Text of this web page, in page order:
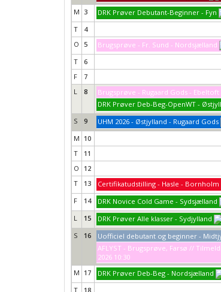
M 3
DRK Prøver Debutant-Beginner - Fyn
T
4
O
5
Brugsprøve - Fr. Sund - Nordsjælland
T
6
F
7
L
8
Brugsprøve - Rugaard Gods -
DRK Prøver Deb-Beg-OpenWT -
S
9
UHM 2026 - Østjylland - Rugaard Gods
M 10
T
11
O
12
T
13
Certifikatudstilling - Hasle - Bornholm
F
14
DRK Novice Cold Game - Sydsjælland
L
15
DRK Prøver Alle klasser - Sydjylland
S
16
Uofficiel debutant og beginner -
AFLYST - Brugsprøve, Farsø //
2026 10:30
M 17
DRK Prøver Deb-Beg - Nordsjælland
T
18